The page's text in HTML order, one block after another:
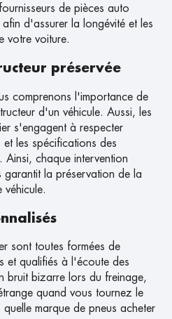
de pièces auto
d'assurer la longévité et les
votre voiture.
préservée
comprenons l'importance de
d'un véhicule. Aussi, les
s'engagent à respecter
et les spécifications des
Ainsi, chaque intervention
garantit la préservation de la
sont toutes formées de
et qualifiés à l'écoute des
bruit bizarre lors du freinage,
quand vous tournez le
marque de pneus acheter